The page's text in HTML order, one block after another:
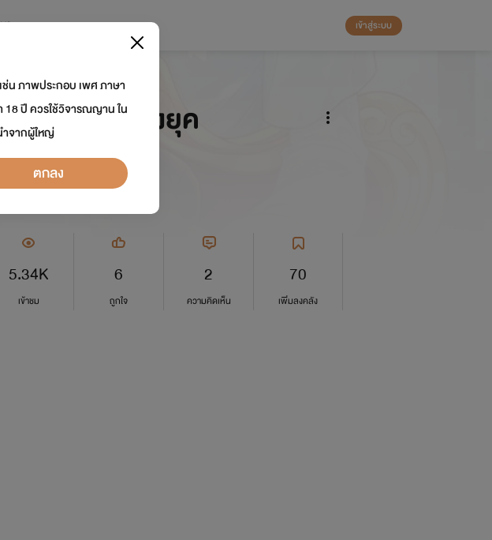
า เข้าสู่ระบบ
นธ์แม่ทัพหลงยุค
5.34K
เข้าชม
6
ถูกใจ
2
ความคิดเห็น
70
เพิ่มลงคลัง
ช่น ภาพประกอบ เพศ ภาษา
18 ปี ควรใช้วิจารณญาน ใน
ำจากผู้ใหญ่
ตกลง